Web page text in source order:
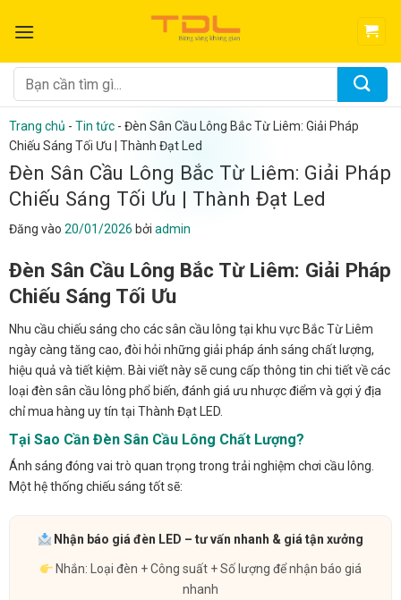
qua
dung
Tìm
kiếm:
Trang chủ - Tin tức - Đèn Sân Cầu Lông Bắc Từ Liêm: Giải Pháp
Chiếu Sáng Tối Ưu | Thành Đạt Led
Đèn Sân Cầu Lông Bắc Từ Liêm: Giải Pháp
Chiếu Sáng Tối Ưu | Thành Đạt Led
Đăng vào 20/01/2026 bởi admin
Đèn Sân Cầu Lông Bắc Từ Liêm: Giải Pháp
Chiếu Sáng Tối Ưu
Nhu cầu chiếu sáng cho các sân cầu lông tại khu vực Bắc Từ Liêm
ngày càng tăng cao, đòi hỏi những giải pháp ánh sáng chất lượng,
hiệu quả và tiết kiệm. Bài viết này sẽ cung cấp thông tin chi tiết về các
loại đèn sân cầu lông phổ biến, đánh giá ưu nhược điểm và gợi ý địa
chỉ mua hàng uy tín tại Thành Đạt LED.
Tại Sao Cần Đèn Sân Cầu Lông Chất Lượng?
Ánh sáng đóng vai trò quan trọng trong trải nghiệm chơi cầu lông.
Một hệ thống chiếu sáng tốt sẽ:
Nhận báo giá đèn LED – tư vấn nhanh & giá tận xưởng
Nhắn: Loại đèn + Công suất + Số lượng để nhận báo giá
nhanh